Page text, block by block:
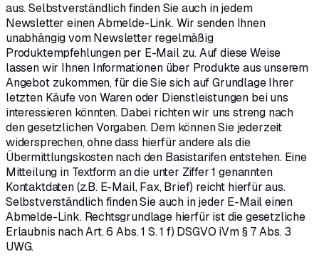
aus. Selbstverständlich finden Sie auch in jedem
Newsletter einen Abmelde-Link. Wir senden Ihnen
unabhängig vom Newsletter regelmäßig
Produktempfehlungen per E-Mail zu. Auf diese Weise
lassen wir Ihnen Informationen über Produkte aus unserem
Angebot zukommen, für die Sie sich auf Grundlage Ihrer
letzten Käufe von Waren oder Dienstleistungen bei uns
interessieren könnten. Dabei richten wir uns streng nach
den gesetzlichen Vorgaben. Dem können Sie jederzeit
widersprechen, ohne dass hierfür andere als die
Übermittlungskosten nach den Basistarifen entstehen. Eine
Mitteilung in Textform an die unter Ziffer 1 genannten
Kontaktdaten (z.B. E-Mail, Fax, Brief) reicht hierfür aus.
Selbstverständlich finden Sie auch in jeder E-Mail einen
Abmelde-Link. Rechtsgrundlage hierfür ist die gesetzliche
Erlaubnis nach Art. 6 Abs. 1 S. 1 f) DSGVO iVm § 7 Abs. 3
UWG.